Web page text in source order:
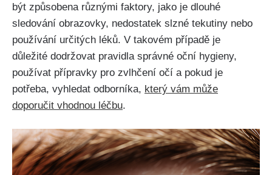
být ⁣způsobena různými faktory, jako je dlouhé
sledování obrazovky, nedostatek ⁤slzné⁢ tekutiny⁢ nebo
‍používání určitých léků. V takovém případě je
důležité dodržovat pravidla správné oční hygieny,
⁢používat ⁤přípravky pro ‍zvlhčení očí a​ pokud je
potřeba,​ vyhledat odborníka, který​ vám ​může⁣
doporučit vhodnou ⁣léčbu.